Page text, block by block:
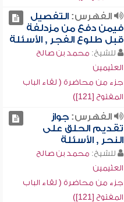
الفهرس:التفصيل
فيمن دفع من مزدلفة
قبل طلوع الفجر , الأسئلة
للشيخ: محمد بن صالح
العثيمين
جزء من محاضرة ( لقاء الباب
المفتوح [121])
الفهرس:جواز
تقديم الحلق على
النحر , الأسئلة
للشيخ: محمد بن صالح
العثيمين
جزء من محاضرة ( لقاء الباب
المفتوح [121])